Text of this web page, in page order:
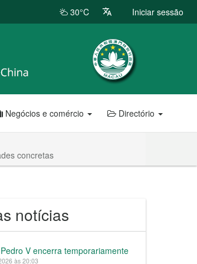
30°C Iniciar sessão
Negócios e comércio Directório
concretas
notícias
V encerra temporariamente
às 20:03